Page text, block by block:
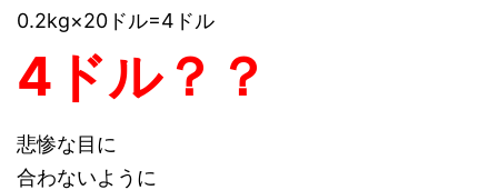
0.2kg×20ドル=4ドル
4ドル？？
悲惨な目に
合わないように